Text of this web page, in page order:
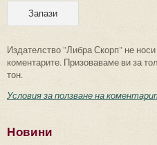
Издателство "Либра Скорп" не
коментарите. Призоваваме ви за
тон.
Условия за ползване на
Новини